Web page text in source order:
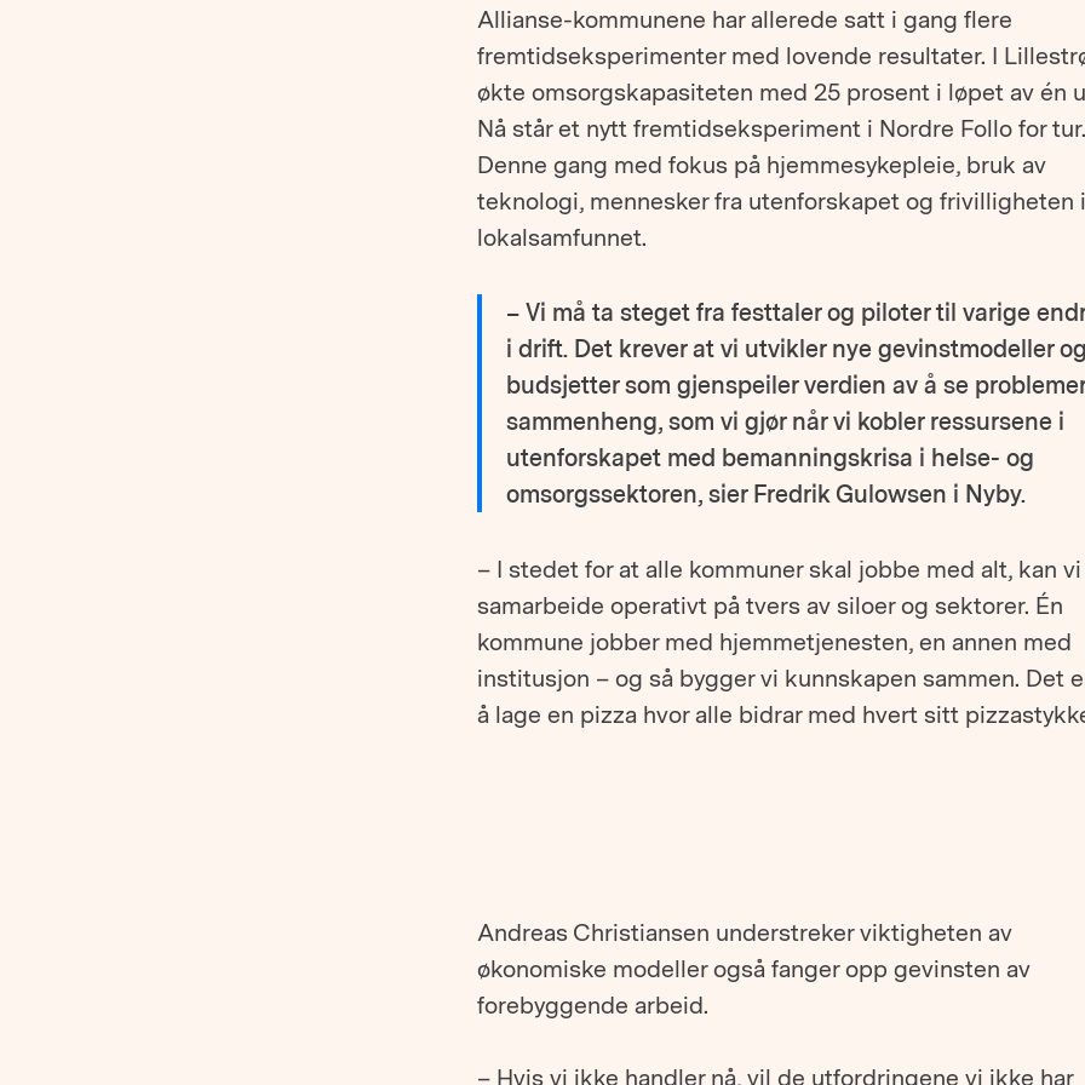
Allianse-kommunene har allerede satt i gang flere
fremtidseksperimenter med lovende resultater. I
økte omsorgskapasiteten med 25 prosent i løpet av én
Nå står et nytt fremtidseksperiment i Nordre Follo for tur.
Denne gang med fokus på hjemmesykepleie, bruk av
teknologi, mennesker fra utenforskapet og frivilligheten i
lokalsamfunnet.
– Vi må ta steget fra festtaler og piloter til varige
i drift. Det krever at vi utvikler nye gevinstmodeller og
budsjetter som gjenspeiler verdien av å se
sammenheng, som vi gjør når vi kobler ressursene i
utenforskapet med bemanningskrisa i helse- og
omsorgssektoren, sier Fredrik Gulowsen i Nyby.
– I stedet for at alle kommuner skal jobbe med alt, kan vi
samarbeide operativt på tvers av siloer og sektorer. Én
kommune jobber med hjemmetjenesten, en annen med
institusjon – og så bygger vi kunnskapen sammen. Det
å lage en pizza hvor alle bidrar med hvert sitt
Andreas Christiansen understreker viktigheten av
økonomiske modeller også fanger opp gevinsten av
forebyggende arbeid.
– Hvis vi ikke handler nå, vil de utfordringene vi ikke har